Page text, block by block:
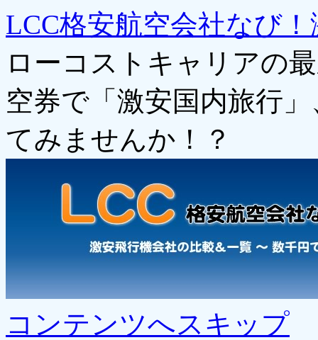
LCC格安航空会社なび
ローコストキャリアの
空券で「激安国内旅行
てみませんか！？
コンテンツへスキップ